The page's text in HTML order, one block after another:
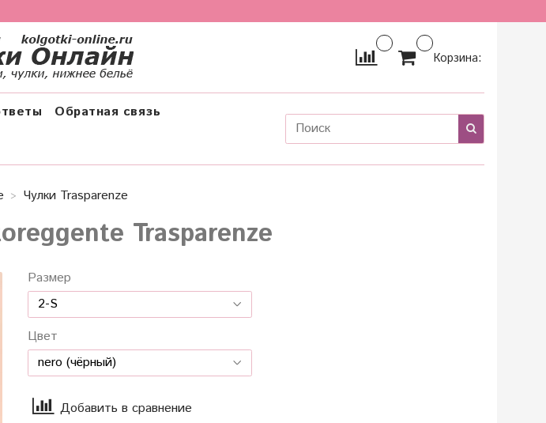
Корзина:
Обратная связь
Чулки Trasparenze
Trasparenze
Размер
Цвет
Добавить в сравнение